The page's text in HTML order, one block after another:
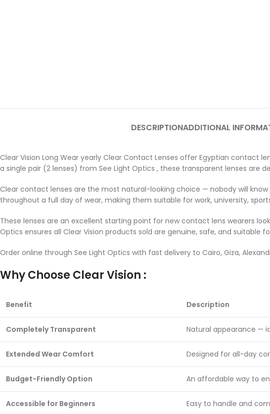
DESCRIPTIONADDITIONAL
Clear Vision Long Wear yearly Clear Contact Lenses offer Egyptian contact
a single pair (2 lenses) from See Light Optics , these transparent lenses
Clear contact lenses are the most natural-looking choice — nobody will know
throughout a full day of wear, making them suitable for work, university,
These lenses are an excellent starting point for new contact lens wearers
Optics ensures all Clear Vision products sold are genuine, safe, and suitable
Order online through See Light Optics with fast delivery to Cairo, Giza,
Why Choose Clear Vision :
Benefit Description
Completely Transparent Natural appearance —
Extended Wear Comfort Designed for all-day
Budget-Friendly Option An affordable way to
Accessible for Beginners Easy to handle and